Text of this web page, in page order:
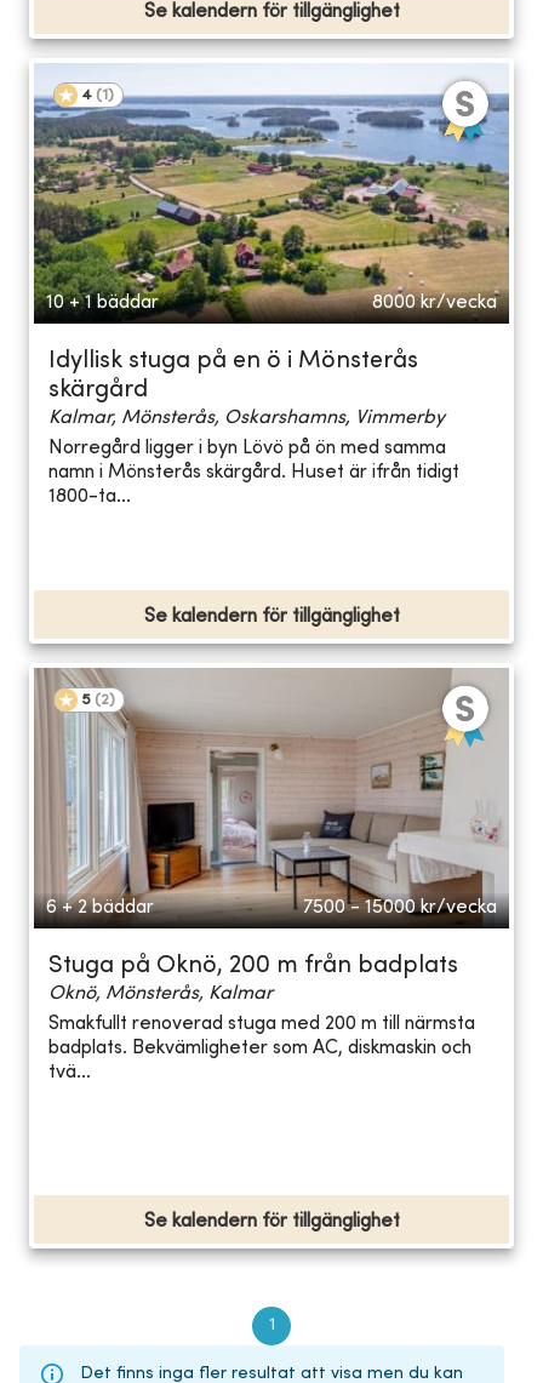
Se kalendern för tillgänglighet
4 (1 )
10 + 1 bäddar 8000 kr/vecka
Idyllisk stuga på en ö i Mönsterås
skärgård
Kalmar, Mönsterås, Oskarshamns, Vimmerby
Norregård ligger i byn Lövö på ön med samma
namn i Mönsterås skärgård. Huset är ifrån tidigt
1800-ta...
Se kalendern för tillgänglighet
5 (2)
6 + 2 bäddar 7500 - 15000 kr/vecka
Stuga på Oknö, 200 m från badplats
Oknö, Mönsterås, Kalmar
Smakfullt renoverad stuga med 200 m till närmsta
badplats. Bekvämligheter som AC, diskmaskin och
tvä...
Se kalendern för tillgänglighet
1
Det finns inga fler resultat att visa men du kan